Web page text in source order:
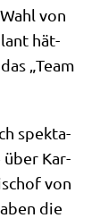
von
hät­
„Team
spek­ta­
über Kar­
von
die